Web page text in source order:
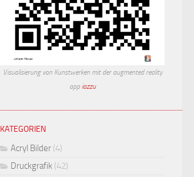
Visualisierung von Kunstwerken mit der augmented reality
app iazzu
KATEGORIEN
Acryl Bilder (4)
Druckgrafik (42)